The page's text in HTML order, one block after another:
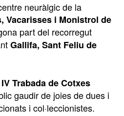
neuràlgic de la
Vacarisses i Monistrol de
part del recorregut
Gallifa, Sant Feliu de
IV Trabada de Cotxes
gaudir de joies de dues i
i col·leccionistes.